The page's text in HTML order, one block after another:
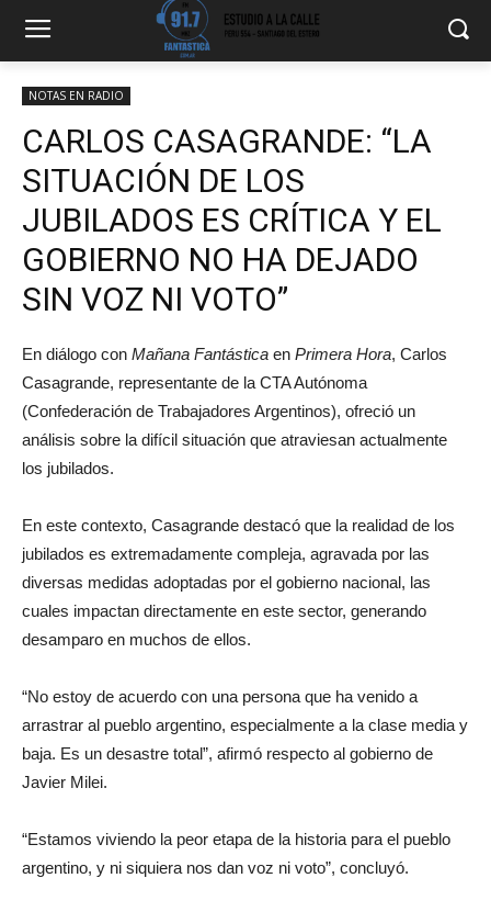
NOTAS EN RADIO
CARLOS CASAGRANDE: “LA
SITUACIÓN DE LOS
JUBILADOS ES CRÍTICA Y EL
GOBIERNO NO HA DEJADO
SIN VOZ NI VOTO”
En diálogo con Mañana Fantástica en Primera Hora, Carlos
Casagrande, representante de la CTA Autónoma
(Confederación de Trabajadores Argentinos), ofreció un
análisis sobre la difícil situación que atraviesan actualmente
los jubilados.
En este contexto, Casagrande destacó que la realidad de los
jubilados es extremadamente compleja, agravada por las
diversas medidas adoptadas por el gobierno nacional, las
cuales impactan directamente en este sector, generando
desamparo en muchos de ellos.
“No estoy de acuerdo con una persona que ha venido a
arrastrar al pueblo argentino, especialmente a la clase media y
baja. Es un desastre total”, afirmó respecto al gobierno de
Javier Milei.
“Estamos viviendo la peor etapa de la historia para el pueblo
argentino, y ni siquiera nos dan voz ni voto”, concluyó.